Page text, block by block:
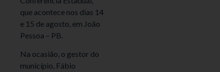
que acontece nos dias 14
e 15 de agosto, em João
Pessoa – PB.
Na ocasião, o gestor do
município, Fábio